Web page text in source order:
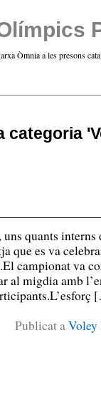
Òmnia a les presons
categoria
quants
que es va
campionat va
al migdia amb
Publicat aVoley